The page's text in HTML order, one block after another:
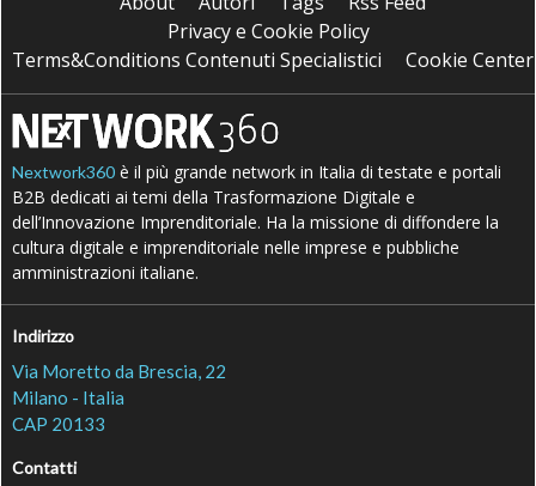
Privacy e Cookie Policy
Terms&Conditions Contenuti Specialistici
Cookie Center
Nextwork360 è il più grande network in Italia di testate e portali
B2B dedicati ai temi della Trasformazione Digitale e
dell’Innovazione Imprenditoriale. Ha la missione di diffondere la
cultura digitale e imprenditoriale nelle imprese e pubbliche
amministrazioni italiane.
Indirizzo
Via Moretto da Brescia, 22
Milano - Italia
CAP 20133
Contatti